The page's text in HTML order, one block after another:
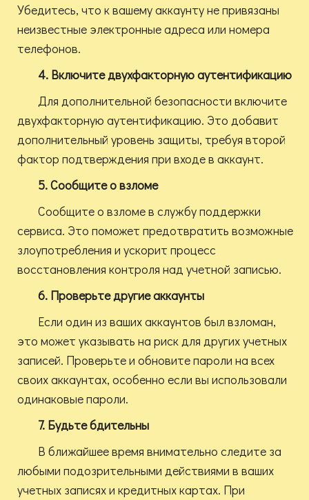
Убедитесь, что к вашему аккаунту не привязаны
неизвестные электронные адреса или номера
телефонов.
4. Включите двухфакторную аутентификацию
Для дополнительной безопасности включите
двухфакторную аутентификацию. Это добавит
дополнительный уровень защиты, требуя второй
фактор подтверждения при входе в аккаунт.
5. Сообщите о взломе
Сообщите о взломе в службу поддержки
сервиса. Это поможет предотвратить возможные
злоупотребления и ускорит процесс
восстановления контроля над учетной записью.
6. Проверьте другие аккаунты
Если один из ваших аккаунтов был взломан,
это может указывать на риск для других учетных
записей. Проверьте и обновите пароли на всех
своих аккаунтах, особенно если вы использовали
одинаковые пароли.
7. Будьте бдительны
В ближайшее время внимательно следите за
любыми подозрительными действиями в ваших
учетных записях и кредитных картах. При